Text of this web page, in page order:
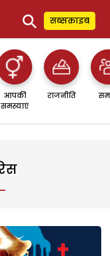
⚲ सब्सक्राइब
आपकी
समस्याएं
राजनीति